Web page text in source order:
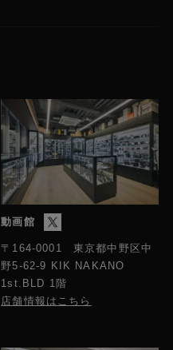
動画館
〒164-0001 東京都中野区中
野5-62-9 KIK NAKANO
1st.BLD 1階
店舗情報はこちら